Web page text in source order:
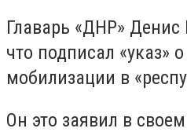
Главарь «ДНР»
что подписал «указ»
мобилизации в
Он это заявил в